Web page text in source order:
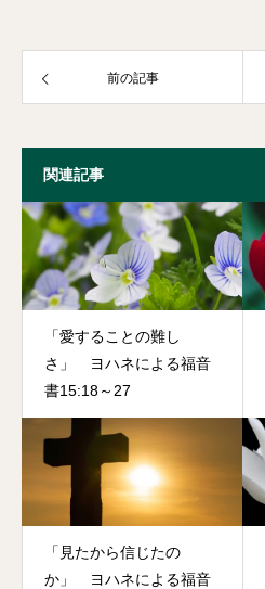
前の記事
関連記事
「愛することの難し
さ」 ヨハネによる福音
書15:18～27
「見たから信じたの
か」 ヨハネによる福音